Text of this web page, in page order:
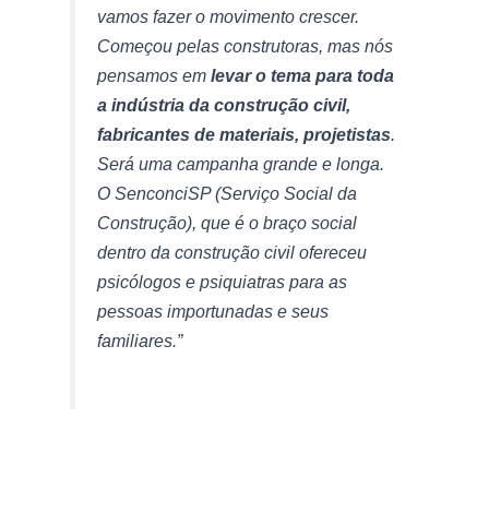
vamos fazer o movimento crescer.
Começou pelas construtoras, mas nós
pensamos emlevar o tema para toda
a indústria da construção civil,
fabricantes de materiais, projetistas.
Será uma campanha grande e longa.
O SenconciSP (Serviço Social da
Construção), que é o braço social
dentro da construção civil ofereceu
psicólogos e psiquiatras para as
pessoas importunadas e seus
familiares.”